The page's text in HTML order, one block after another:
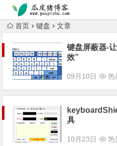
跳转到主内容
首页 键盘 文章
键盘屏蔽器-
效”
09月10日 热
具
10月23日 热